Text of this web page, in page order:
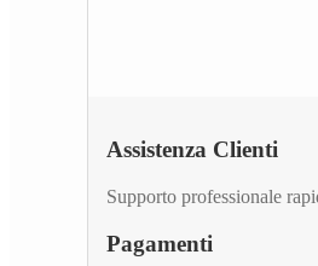
Assistenza Clienti
Supporto professionale
Pagamenti